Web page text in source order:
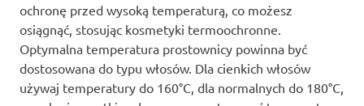
ochronę przed wysoką temperaturą, co możesz
osiągnąć, stosując kosmetyki termoochronne.
Optymalna temperatura prostownicy powinna być
dostosowana do typu włosów. Dla cienkich włosów
używaj temperatury do 160°C, dla normalnych do 180°C,